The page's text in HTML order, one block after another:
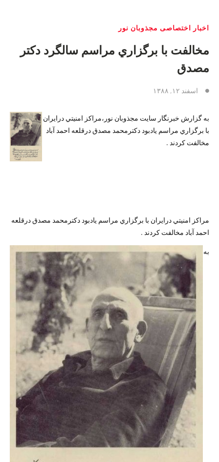
اخبار اختصاصی مجذوبان نور
مخالفت با برگزاري مراسم سالگرد دكتر
مصدق
اسفند ۱۲, ۱۳۸۸
به گزارش خبرنگار سایت مجذوبان نور،مراكز امنيتي درايران
با برگزاري مراسم يادبود دكترمحمد مصدق درقلعه احمد آباد
مخالفت كردند .
مراكز امنيتي درايران با برگزاري مراسم يادبود دكترمحمد مصدق درقلعه
احمد آباد مخالفت كردند .
به